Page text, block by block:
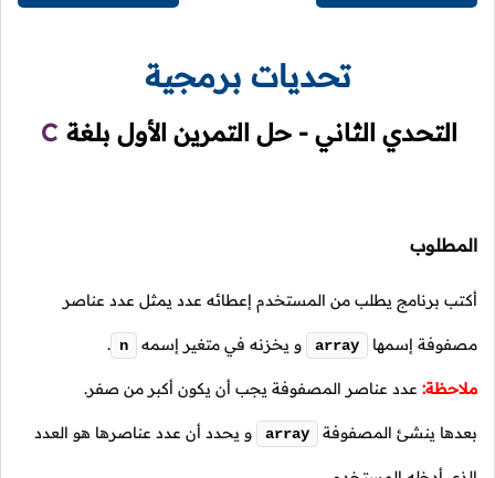
تحديات برمجية
التحدي الثاني - حل التمرين الأول بلغة C
المطلوب
أكتب برنامج يطلب من المستخدم إعطائه عدد يمثل عدد عناصر
مصفوفة إسمها array و يخزنه في متغير إسمه n
.
ملاحظة: عدد عناصر المصفوفة يجب أن يكون أكبر من صفر.
بعدها ينشئ المصفوفة array و يحدد أن عدد عناصرها هو العدد